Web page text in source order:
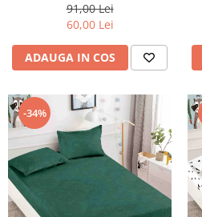
91,00 Lei
60,00 Lei
ADAUGA IN COS
-34%